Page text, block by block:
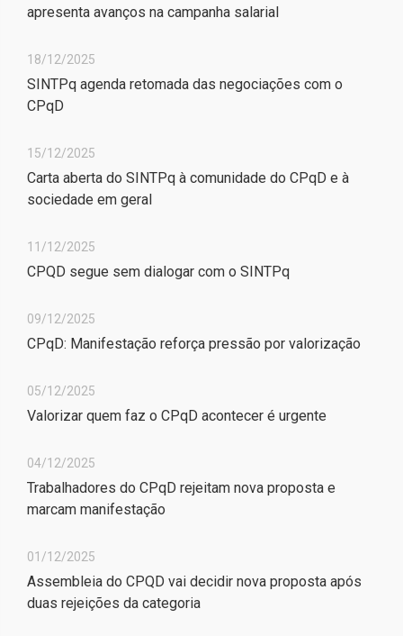
apresenta avanços na campanha salarial
18/12/2025
SINTPq agenda retomada das negociações com o
CPqD
15/12/2025
Carta aberta do SINTPq à comunidade do CPqD e à
sociedade em geral
11/12/2025
CPQD segue sem dialogar com o SINTPq
09/12/2025
CPqD: Manifestação reforça pressão por valorização
05/12/2025
Valorizar quem faz o CPqD acontecer é urgente
04/12/2025
Trabalhadores do CPqD rejeitam nova proposta e
marcam manifestação
01/12/2025
Assembleia do CPQD vai decidir nova proposta após
duas rejeições da categoria